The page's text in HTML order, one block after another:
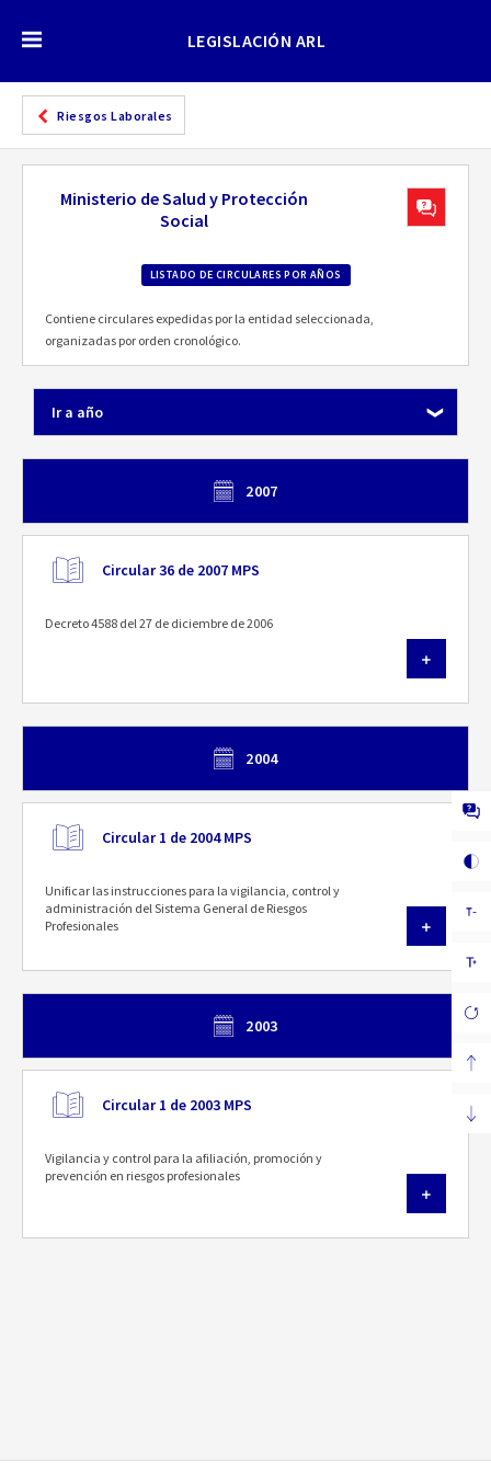
LEGISLACIÓN ARL
Riesgos Laborales
Ministerio de Salud y Protección
Social
LISTADO DE CIRCULARES POR AÑOS
Contiene circulares expedidas por la entidad seleccionada,
organizadas por orden cronológico.
Ir a año
2007
Circular 36 de 2007 MPS
Decreto 4588 del 27 de diciembre de 2006
2004
Circular 1 de 2004 MPS
Unificar las instrucciones para la vigilancia, control y
administración del Sistema General de Riesgos
Profesionales
2003
Circular 1 de 2003 MPS
Vigilancia y control para la afiliación, promoción y
prevención en riesgos profesionales